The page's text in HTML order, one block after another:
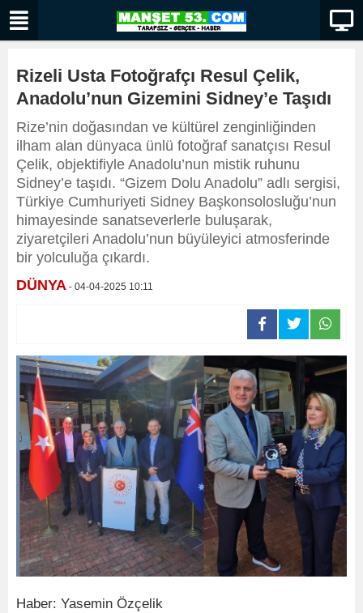
Rizeli Usta Fotoğrafçı Resul Çelik,
Anadolu’nun Gizemini Sidney’e Taşıdı
Rize’nin doğasından ve kültürel zenginliğinden
ilham alan dünyaca ünlü fotoğraf sanatçısı Resul
Çelik, objektifiyle Anadolu’nun mistik ruhunu
Sidney’e taşıdı. “Gizem Dolu Anadolu” adlı sergisi,
Türkiye Cumhuriyeti Sidney Başkonsolosluğu’nun
himayesinde sanatseverlerle buluşarak,
ziyaretçileri Anadolu’nun büyüleyici atmosferinde
bir yolculuğa çıkardı.
DÜNYA - 04-04-2025 10:11
Haber: Yasemin Özçelik